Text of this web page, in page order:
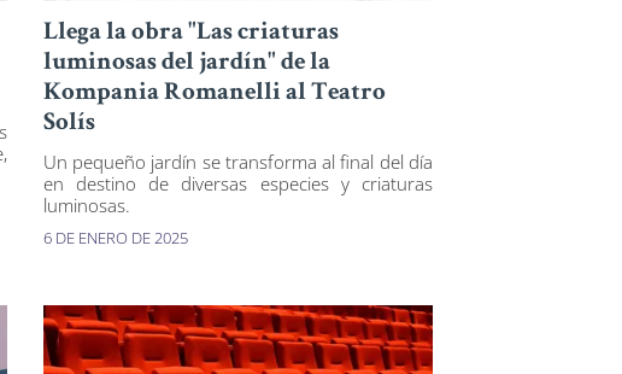
Llega la obra "Las criaturas
luminosas del jardín" de la
Kompania Romanelli al Teatro
Solís
Un pequeño jardín se transforma al final del día
en destino de diversas especies y criaturas
luminosas.
6 DE ENERO DE 2025